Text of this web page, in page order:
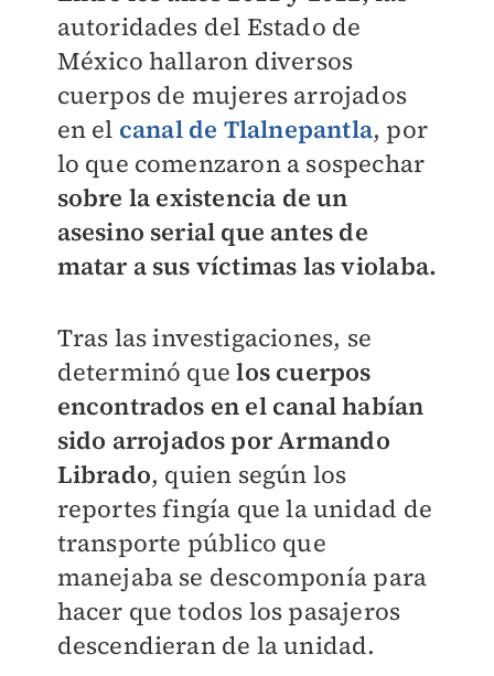
autoridades del Estado de
México hallaron diversos
cuerpos de mujeres arrojados
en el canal de Tlalnepantla, por
lo que comenzaron a sospechar
sobre la existencia de un
asesino serial que antes de
matar a sus víctimas las violaba.
Tras las investigaciones, se
determinó quelos cuerpos
encontrados en el canal habían
sido arrojados por Armando
Librado, quien según los
reportes fingía que la unidad de
transporte público que
manejaba se descomponía para
hacer que todos los pasajeros
descendieran de la unidad.